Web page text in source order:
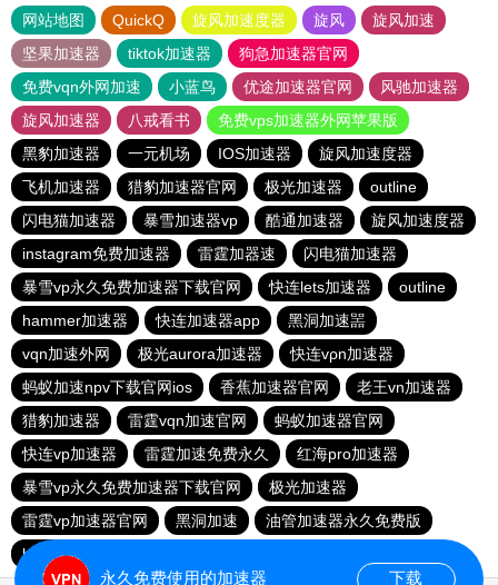
网站地图 QuickQ 旋风加速度器 旋风
旋风加速
坚果加速器
tiktok加速器
狗急加速器官网
免费vqn外网加速
小蓝鸟 优途加速器官网
风驰加速器
旋风加速器
八戒看书
免费vps加速器外网苹果版
黑豹加速器
一元机场 IOS加速器
旋风加速度器
飞机加速器
猎豹加速器官网 极光加速器
outline
闪电猫加速器
暴雪加速器vp 酷通加速器
旋风加速度器
instagram免费加速器
雷霆加器速
闪电猫加速器
暴雪vp永久免费加速器下载官网
快连lets加速器
outline
hammer加速器
快连加速器app
黑洞加速噐
vqn加速外网
极光aurora加速器
快连vρn加速器
蚂蚁加速npv下载官网ios
香蕉加速器官网
老王vn加速器
猎豹加速器
雷霆vqn加速官网
蚂蚁加速器官网
快连vp加速器
雷霆加速免费永久
红海pro加速器
暴雪vp永久免费加速器下载官网
极光加速器
雷霆vp加速器官网
黑洞加速
油管加速器永久免费版
hammer加速器
永久免费使用的加速器 下载